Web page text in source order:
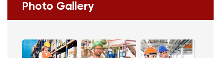
Photo Gallery